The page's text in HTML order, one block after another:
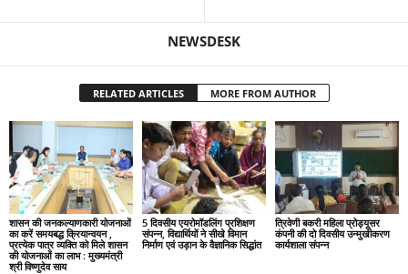
NEWSDESK
RELATED ARTICLES MORE FROM AUTHOR
शासन की जनकल्याणकारी योजनाओं
का करें समयबद्ध क्रियान्वयन ,
प्रत्येक पात्र व्यक्ति को मिले शासन
की योजनाओं का लाभ : मुख्यमंत्री
श्री विष्णुदेव साय
5 दिवसीय एयरोमॉडलिंग प्रशिक्षण
संपन्न, विद्यार्थियों ने सीखे विमान
निर्माण एवं उड़ान के वैज्ञानिक सिद्धांत
त्रिवेणी बकरी महिला प्रोड्यूसर
कंपनी की दो दिवसीय उन्मुखीकरण
कार्यशाला संपन्न